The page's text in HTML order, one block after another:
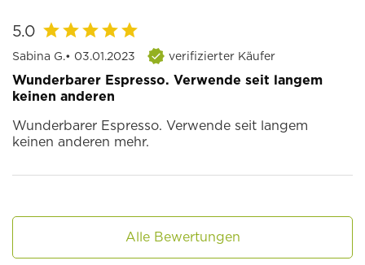
5.0
Sabina G.• 03.01.2023 verifizierter Käufer
Wunderbarer Espresso. Verwende seit langem
keinen anderen
Wunderbarer Espresso. Verwende seit langem
keinen anderen mehr.
Alle Bewertungen